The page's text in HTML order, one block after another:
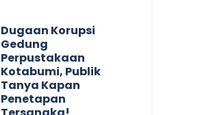
Dugaan Korupsi
Gedung
Perpustakaan
Kotabumi, Publik
Tanya Kapan
Penetapan